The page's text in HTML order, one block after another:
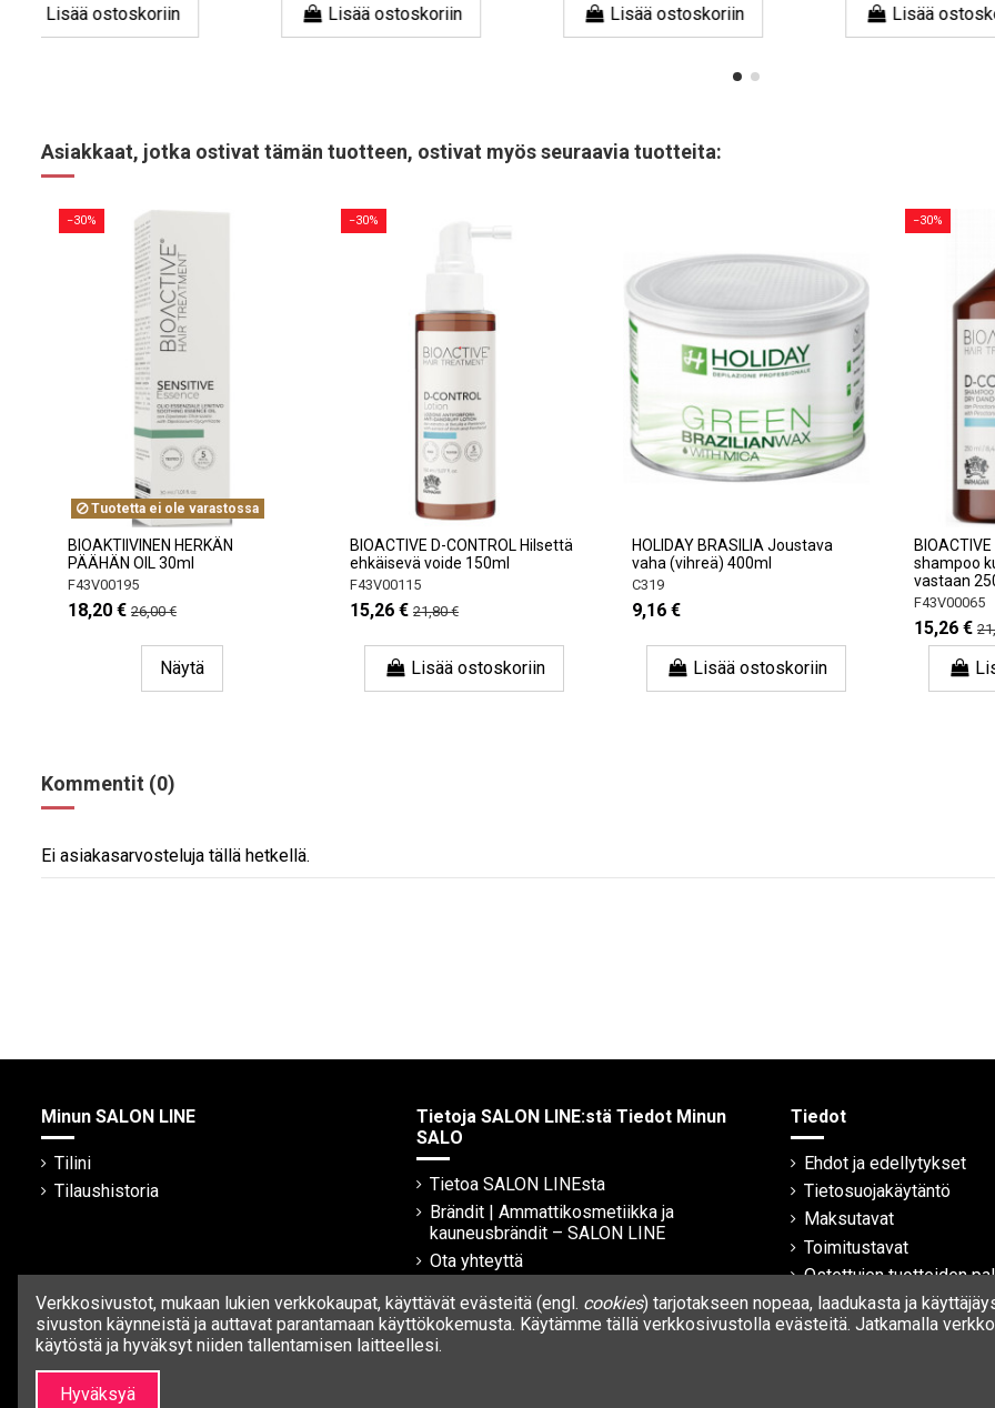
Lisää ostoskoriin
Lisää ostoskoriin Lisää ostoskoriin
Asiakkaat, jotka ostivat tämän tuotteen, ostivat myös seuraavia tuotteita:
−30%
Tuotetta ei ole varastossa
BIOAKTIIVINEN HERKÄN
PÄÄHÄN OIL 30ml
F43V00195
18,20 € 26,00 €
Näytä
−30%
BIOACTIVE D-CONTROL Hilsettä
ehkäisevä voide 150ml
F43V00115
15,26 € 21,80 €
Lisää ostoskoriin
HOLIDAY BRASILIA Joustava
vaha (vihreä) 400ml
C319
9,16 €
Lisää ostoskoriin
−30%
shampoo
vastaan
F43V00065
15,26 €
Kommentit (0)
Ei asiakasarvosteluja tällä hetkellä.
Minun SALON LINE
Tilini
Tilaushistoria
Tietoja SALON LINE:stä Tiedot Minun
SALO
Tietoa SALON LINEsta
Brändit | Ammattikosmetiikka ja
kauneusbrändit – SALON LINE
Ota yhteyttä
Tiedot
Ehdot ja edellytykset
Tietosuojakäytäntö
Maksutavat
Toimitustavat
Ostettujen tuotteiden
Takuu
Verkkosivustot, mukaan lukien verkkokaupat, käyttävät evästeitä (engl. cookies) tarjotakseen nopeaa, laadukasta ja
sivuston käynneistä ja auttavat parantamaan käyttökokemusta. Käytämme tällä verkkosivustolla evästeitä. Jatkamalla
käytöstä ja hyväksyt niiden tallentamisen laitteellesi.
Hyväksyä